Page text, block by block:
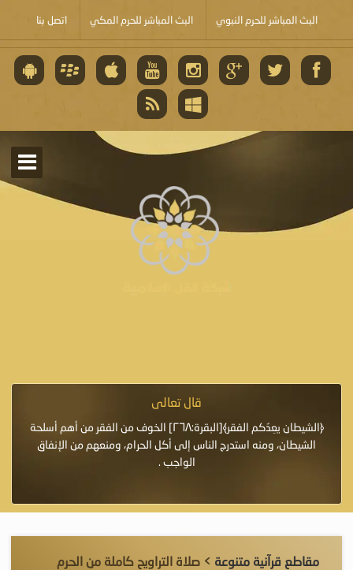
البث المباشر للحرم النبوي البث المباشر للحرم المكي اتصل بنا
قال تعالى
﴿الشيطان يعِدُكم الفقر﴾[البقرة:٢٦٨] الخوف من الفقر من أهم أسلحة
الشيطان، ومنه استدرج الناس إلى أكل الحرام، ومنعهم من الإنفاق
الواجب .
مقاطع قرآنية متنوعة > صلاة التراويح كاملة من الحرم